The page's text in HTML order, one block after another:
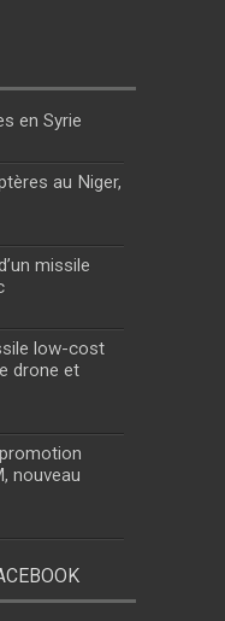
en Syrie
au Niger,
missile
low-cost
drone et
nouveau